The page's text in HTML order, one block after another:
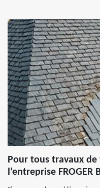
Pour tous travaux
l’entreprise FROGER